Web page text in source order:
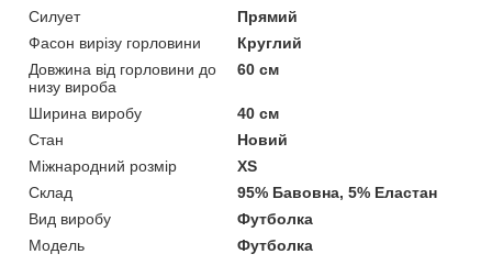
Силует
Прямий
Фасон вирізу горловини
Круглий
Довжина від горловини до
низу вироба
60 см
Ширина виробу
40 см
Стан
Новий
Міжнародний розмір
XS
Склад
95% Бавовна, 5% Еластан
Вид виробу
Футболка
Модель
Футболка